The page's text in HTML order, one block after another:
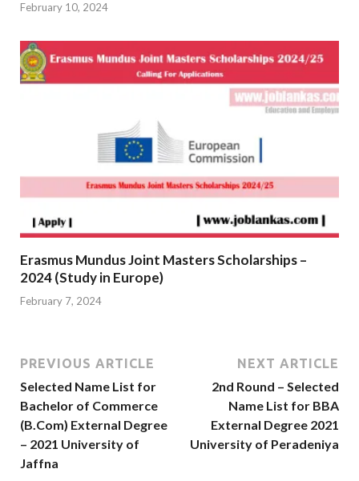
February 10, 2024
Erasmus Mundus Joint Masters Scholarships –
2024 (Study in Europe)
February 7, 2024
PREVIOUS ARTICLE
Selected Name List for
Bachelor of Commerce
(B.Com) External Degree
– 2021 University of
Jaffna
NEXT ARTICLE
2nd Round – Selected
Name List for BBA
External Degree 2021
University of Peradeniya